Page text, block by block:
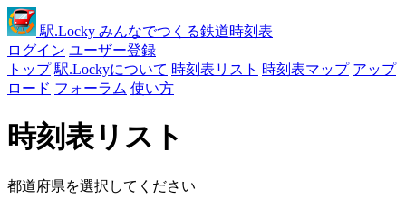
駅.Locky みんなでつくる鉄道時刻表
ログイン ユーザー登録
トップ 駅.Lockyについて 時刻表リスト 時刻表マップ アップ
ロード フォーラム 使い方
時刻表リスト
都道府県を選択してください